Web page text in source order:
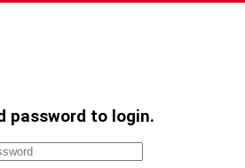
password to login.